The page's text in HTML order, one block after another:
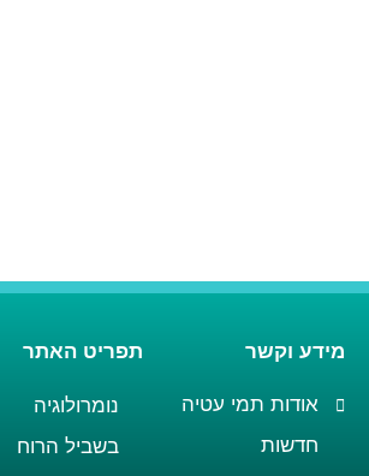
מידע וקשר
אודות תמי עטיה
חדשות
תפריט האתר
נומרולוגיה
בשביל הרוח